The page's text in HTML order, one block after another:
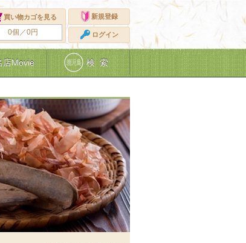
買い物カゴを見る
0個／0円
新規登録
ログイン
店Movie 検 索